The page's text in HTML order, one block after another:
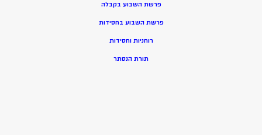
פרשת השבוע בקבלה
פרשת השבוע בחסידות
רוחניות וחסידות
תורת הנסתר